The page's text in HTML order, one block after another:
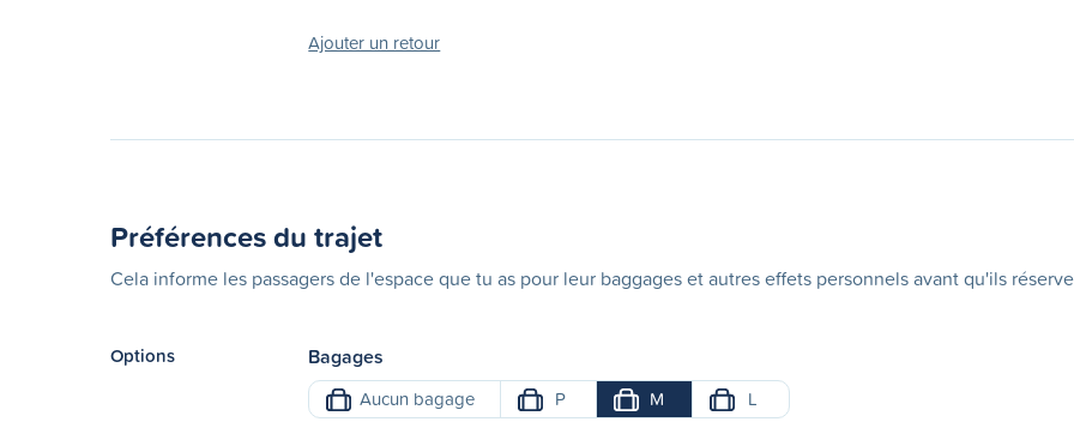
Ajouter un retour
Préférences du trajet
Cela informe les passagers de l'espace que tu as pour leur baggages et autres effets personnels avant qu'ils
Options Bagages
Aucun bagage P M L